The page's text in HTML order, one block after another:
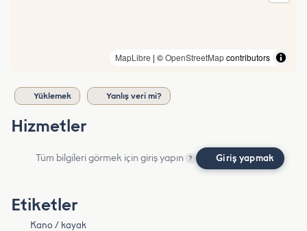
MapLibre | ©OpenStreetMapcontributors
Yüklemek Yanlış veri mi?
Hizmetler
Tüm bilgileri görmek için giriş yapın ? Giriş yapmak
Etiketler
Kano / kayak